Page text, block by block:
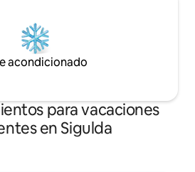
acondicionado
para vacaciones
en Sigulda